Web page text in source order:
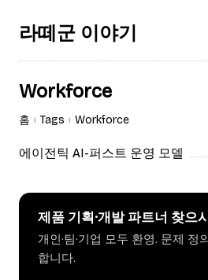
라떼군 이야기
Workforce
홈 Tags Workforce
에이전틱 AI-퍼스트 운영 모델
제품 기획·개발 파트너 찾으
개인·팀·기업 모두 환영. 문제 정
합니다.